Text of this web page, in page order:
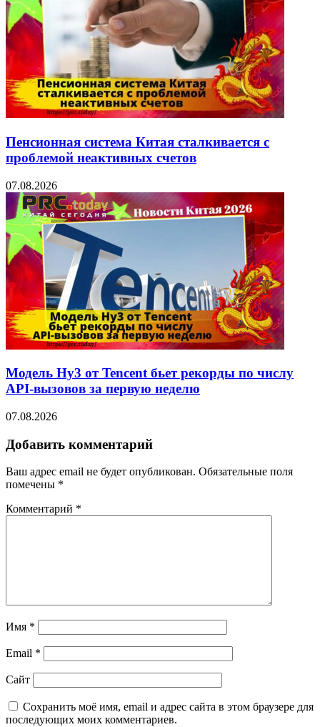
Пенсионная система Китая сталкивается с
проблемой неактивных счетов
07.08.2026
Модель Hy3 от Tencent бьет рекорды по числу
API-вызовов за первую неделю
07.08.2026
Добавить комментарий
Ваш адрес email не будет опубликован. Обязательные поля
помечены *
Комментарий *
Имя *
Email *
Сайт
Сохранить моё имя, email и адрес сайта в этом браузере для
последующих моих комментариев.